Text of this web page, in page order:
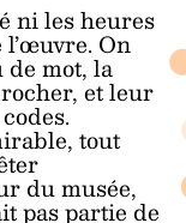
ni les heures
On
mot, la
et leur
tout
du musée,
pas partie de